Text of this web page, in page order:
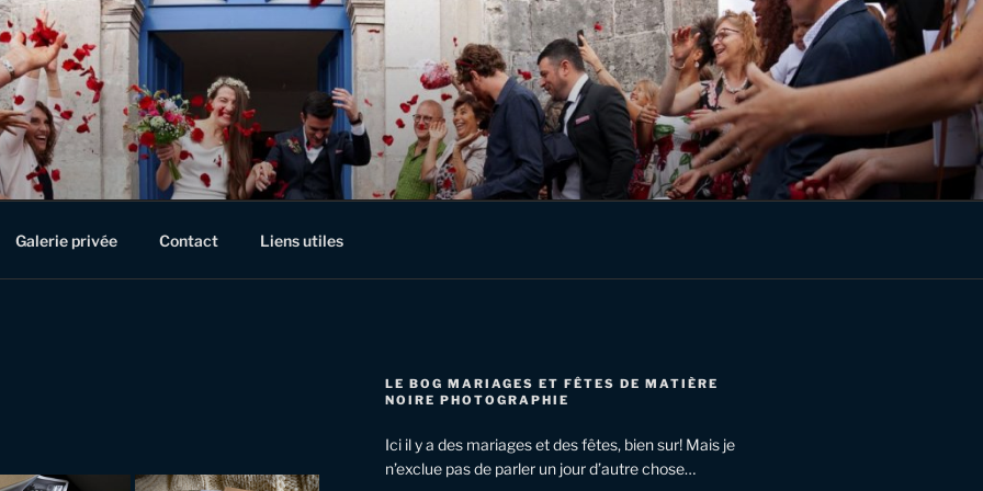
PHOTOGRAPHIE
à Verdun, en Meuse, en Lorraine et au delà!
Galerie privée Contact Liens utiles
LE BOG MARIAGES ET FÊTES DE MATIÈRE
NOIRE PHOTOGRAPHIE
Ici il y a des mariages et des fêtes, bien sur! Mais je
n’exclue pas de parler un jour d’autre chose…